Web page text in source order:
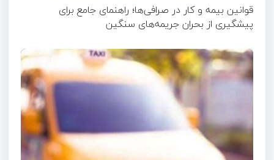
قوانین بیمه و کار در صرافی‌ها؛ راهنمای جامع برای
پیشگیری از بحران جریمه‌های سنگین